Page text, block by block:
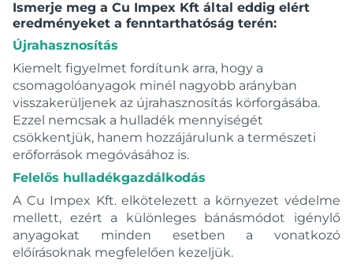
Ismerje meg a Cu Impex Kft által eddig elért
eredményeket a fenntarthatóság terén:
Újrahasznosítás
Kiemelt figyelmet fordítunk arra, hogy a
csomagolóanyagok minél nagyobb arányban
visszakerüljenek az újrahasznosítás körforgásába.
Ezzel nemcsak a hulladék mennyiségét
csökkentjük, hanem hozzájárulunk a természeti
erőforrások megóvásához is.
Felelős hulladékgazdálkodás
A Cu Impex Kft. elkötelezett a környezet védelme
mellett, ezért a különleges bánásmódot igénylő
anyagokat minden esetben a vonatkozó
előírásoknak megfelelően kezeljük.